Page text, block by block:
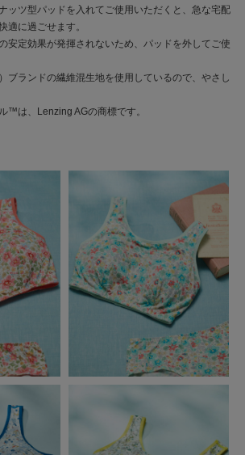
ッツ型パッドを入れてご使用いただくと、急な宅配
適に過ごせます。
安定効果が発揮されないため、パッドを外してご使
ブランドの繊維混生地を使用しているので、やさし
は、Lenzing AGの商標です。